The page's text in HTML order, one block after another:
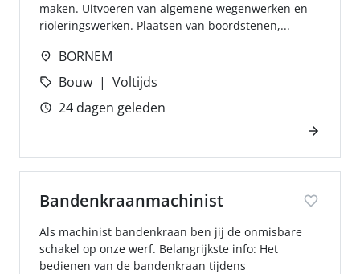
maken. Uitvoeren van algemene wegenwerken en
rioleringswerken. Plaatsen van boordstenen,...
BORNEM
Bouw
Voltijds
24 dagen geleden
Bandenkraanmachinist
Als machinist bandenkraan ben jij de onmisbare
schakel op onze werf. Belangrijkste info: Het
bedienen van de bandenkraan tijdens